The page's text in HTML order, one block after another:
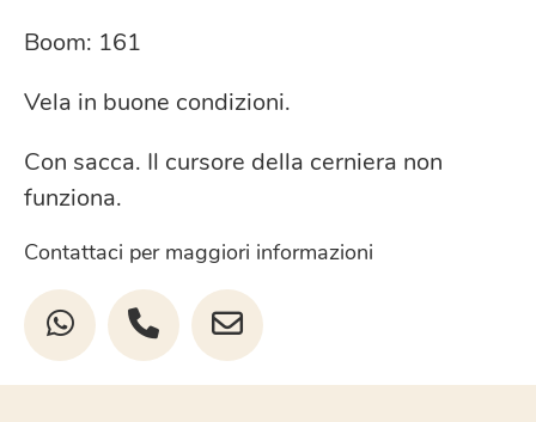
Boom: 161
Vela in buone condizioni.
Con sacca. Il cursore della cerniera non
funziona.
Contattaci per maggiori informazioni